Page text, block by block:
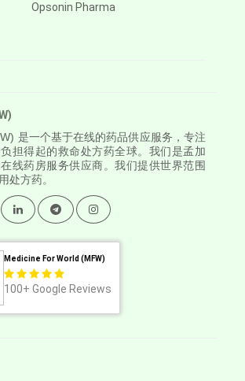
Opsonin Pharma
是一个基于在线的药品供应服务，专注
担得起的救命处方药全球。我们是孟加
线药房服务供应商。我们提供世界范围
处方药。
Medicine For World (MFW)
100+ Google Reviews